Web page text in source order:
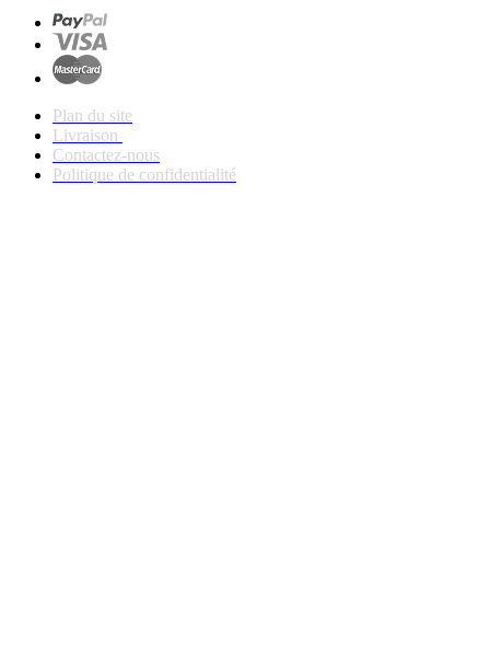
Plan du site
Livraison
Contactez-nous
Politique de confidentialité